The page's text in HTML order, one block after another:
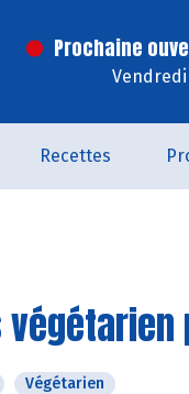
Prochaine
Vendredi
Recettes
Végétarien